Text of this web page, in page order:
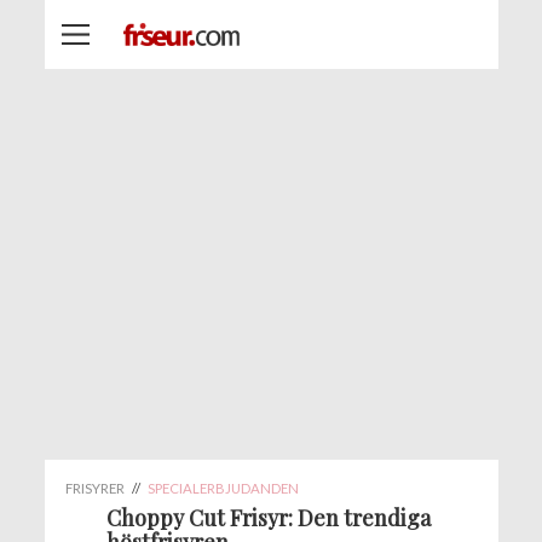
FRISYRER // SPECIALERBJUDANDEN
Choppy Cut Frisyr: Den trendiga